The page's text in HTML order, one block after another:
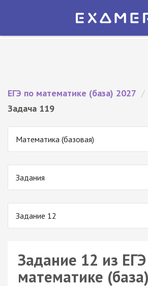
Экзамер — ЕГЭ 2027
ЕГЭ по математике (база) 2027 /
Задача 119
Математика (базовая)
Задания
Задание 12
Задание 12 из
математике